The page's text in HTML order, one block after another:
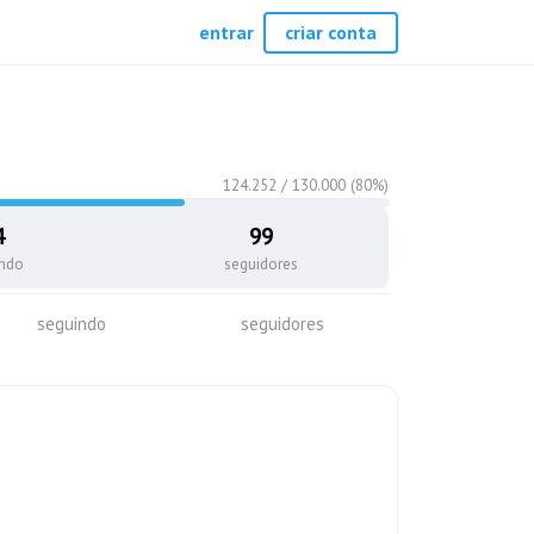
124.252 / 130.000 (80%)
99
seguidores
seguindo seguidores
entrar criar conta